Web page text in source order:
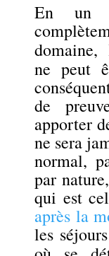
En un
domaine,
ne peut
de
apporter
ne sera
normal,
par
qui est
après la
les